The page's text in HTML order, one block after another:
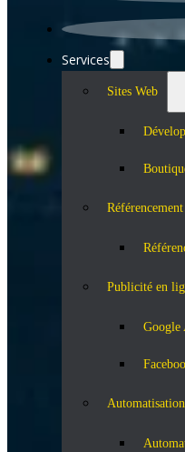
Services
Sites Web
Publicité en
Google